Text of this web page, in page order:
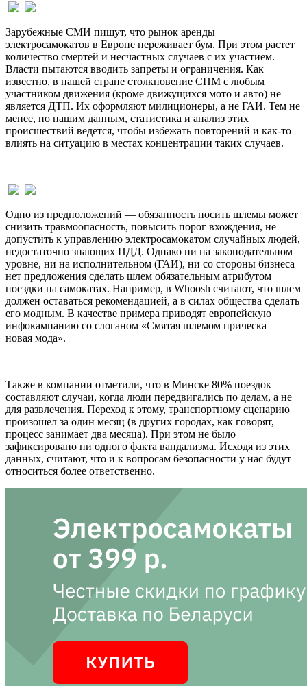
Зарубежные СМИ пишут, что рынок аренды
электросамокатов в Европе переживает бум. При этом растет
количество смертей и несчастных случаев с их участием.
Власти пытаются вводить запреты и ограничения. Как
известно, в нашей стране столкновение СПМ с любым
участником движения (кроме движущихся мото и авто) не
является ДТП. Их оформляют милиционеры, а не ГАИ. Тем не
менее, по нашим данным, статистика и анализ этих
происшествий ведется, чтобы избежать повторений и как-то
влиять на ситуацию в местах концентрации таких случаев.
Одно из предположений — обязанность носить шлемы может
снизить травмоопасность, повысить порог вхождения, не
допустить к управлению электросамокатом случайных людей,
недостаточно знающих ПДД. Однако ни на законодательном
уровне, ни на исполнительном (ГАИ), ни со стороны бизнеса
нет предложения сделать шлем обязательным атрибутом
поездки на самокатах. Например, в Whoosh считают, что шлем
должен оставаться рекомендацией, а в силах общества сделать
его модным. В качестве примера приводят европейскую
инфокампанию со слоганом «Смятая шлемом прическа —
новая мода».
Также в компании отметили, что в Минске 80% поездок
составляют случаи, когда люди передвигались по делам, а не
для развлечения. Переход к этому, транспортному сценарию
произошел за один месяц (в других городах, как говорят,
процесс занимает два месяца). При этом не было
зафиксировано ни одного факта вандализма. Исходя из этих
данных, считают, что и к вопросам безопасности у нас будут
относиться более ответственно.